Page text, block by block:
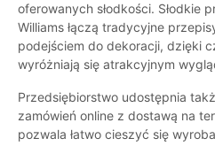
oferowanych słodkości. Słodkie
Williams łączą tradycyjne
podejściem do dekoracji, dzięki
wyróżniają się atrakcyjnym
Przedsiębiorstwo udostępnia
zamówień online z dostawą na
pozwala łatwo cieszyć się